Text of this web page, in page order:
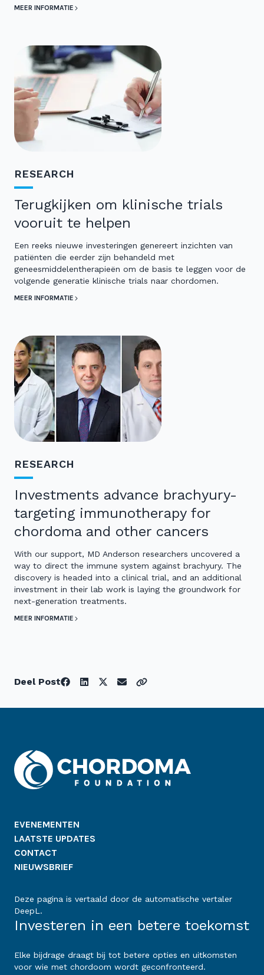
MEER INFORMATIE
RESEARCH
Terugkijken om klinische trials
vooruit te helpen
Een reeks nieuwe investeringen genereert inzichten van
patiënten die eerder zijn behandeld met
geneesmiddelentherapieën om de basis te leggen voor de
volgende generatie klinische trials naar chordomen.
MEER INFORMATIE
RESEARCH
Investments advance brachyury-
targeting immunotherapy for
chordoma and other cancers
With our support, MD Anderson researchers uncovered a
way to direct the immune system against brachyury. The
discovery is headed into a clinical trial, and an additional
investment in their lab work is laying the groundwork for
next-generation treatments.
MEER INFORMATIE
Deel Post
EVENEMENTEN
LAATSTE UPDATES
CONTACT
NIEUWSBRIEF
Deze pagina is vertaald door de automatische vertaler
DeepL.
Investeren in een betere toekomst
Elke bijdrage draagt bij tot betere opties en uitkomsten
voor wie met chordoom wordt geconfronteerd.